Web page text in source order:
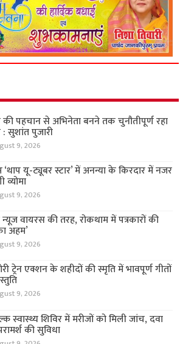
की पहचान से अभिनेता बनने तक चुनौतीपूर्ण रहा
सुशांत पुजारी
9, 2026
‘थाप यू-ट्यूबर स्टार’ में अनन्या के किरदार में नजर
9, 2026
वायरस की तरह, रोकथाम में पत्रकारों की
अहम’
9, 2026
ट्रेन एक्शन के शहीदों की स्मृति में भावपूर्ण गीतों
9, 2026
स्वास्थ्य शिविर में मरीजों को मिली जांच, दवा
की सुविधा